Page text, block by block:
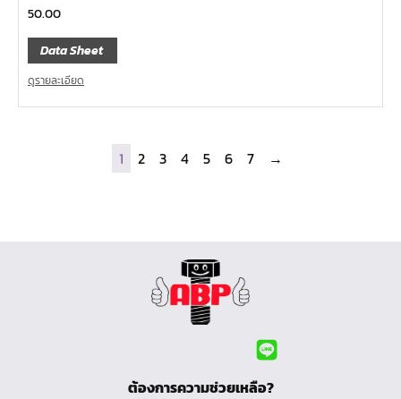
50.00
Data Sheet
ดูรายละเอียด
1 2 3 4 5 6 7 →
ต้องการความช่วยเหลือ?